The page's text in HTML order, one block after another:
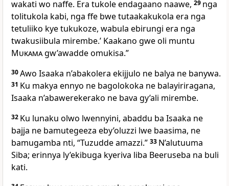
wakati wo naffe. Era tukole endagaano naawe, 29 nga
tolitukola kabi, nga ffe bwe tutaakakukola era nga
tetuliiko kye tukukoze, wabula ebirungi era nga
twakusiibula mirembe.’ Kaakano gwe oli muntu
Mukamagw’awadde omukisa.”
30Awo Isaaka n’abakolera ekijjulo ne balya ne banywa.
31 Ku makya ennyo ne bagolokoka ne balayiriragana,
Isaaka n’abawerekerako ne bava gy’ali mirembe.
32 Ku lunaku olwo lwennyini, abaddu ba Isaaka ne
bajja ne bamutegeeza eby’oluzzi lwe baasima, ne
bamugamba nti, “Tuzudde amazzi.” 33 N’alutuuma
Siba; erinnya ly’ekibuga kyeriva liba Beeruseba na buli
kati.